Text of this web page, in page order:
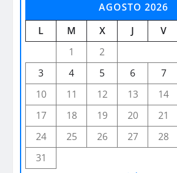
AGOSTO 2026
L
M X J V
1
2
3
4 5 6 7
10
11 12 13 14
17
18 19 20 21
24
25 26 27 28
31